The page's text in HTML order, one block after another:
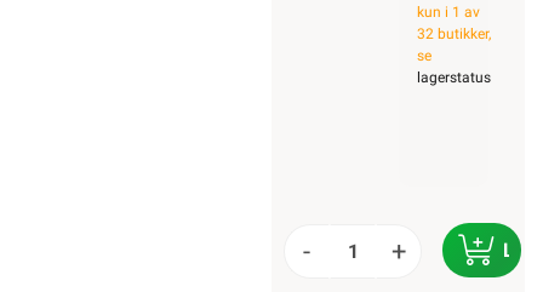
kun i 1 av
32 butikker,
se
lagerstatus
- +